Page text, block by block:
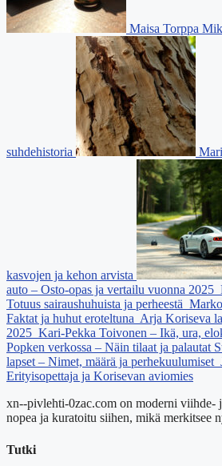
Maisa Torppa
suhdehistoria
kasvojen ja kehon arvista
auto – Osto-opas ja vertailu vuonna 2025
Totuus sairaushuhuista ja perheestä
Faktat ja huhut eroteltuna Arja Koriseva
2025 Kari-Pekka Toivonen – Ikä, ura,
Popken verkossa – Näin tilaat ja palautat
lapset – Nimet, määrä ja perhekuulumiset
Erityisopettaja ja Korisevan aviomies
xn--pivlehti-0zac.com on moderni viihde-
nopea ja kuratoitu siihen, mikä merkitsee
Tutki